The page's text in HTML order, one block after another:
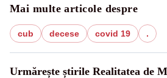
Mai multe articole despre
cub decese covid 19 .
Urmărește știrile Realitatea de